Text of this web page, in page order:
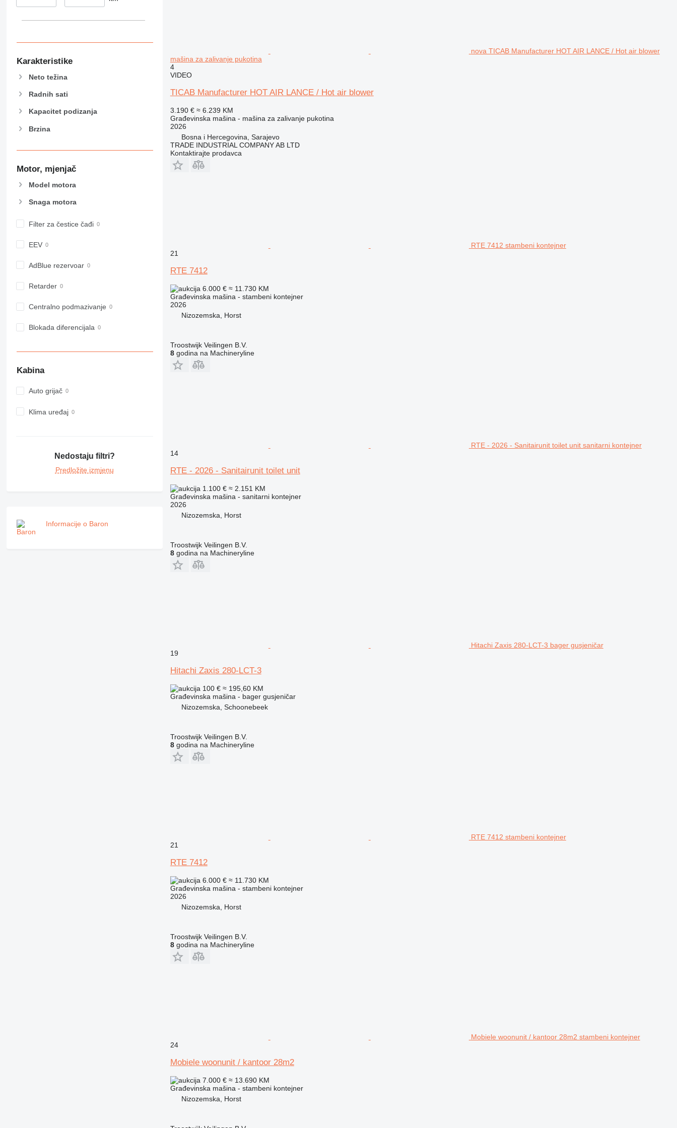
390
420
428
430
434
826
908
914
918
924
928
938
962
972
Karakteristike
Neto težina
Radnih sati
Kapacitet podizanja
Brzina
Motor, mjenjač
Model motora
Snaga motora
Filter za čestice čađi
EEV
AdBlue rezervoar
Retarder
Centralno podmazivanje
Blokada diferencijala
Kabina
Auto grijač
Klima uređaj
Nedostaju filtri?
Predložite izmjenu
Informacije o Baron
nova TICAB Manufacturer HOT AIR LANCE / Hot air blower
mašina za zalivanje pukotina
4
VIDEO
TICAB Manufacturer HOT AIR LANCE / Hot air blower
3.190 € ≈ 6.239 KM
Građevinska mašina - mašina za zalivanje pukotina
2026
Bosna i Hercegovina, Sarajevo
TRADE INDUSTRIAL COMPANY AB LTD
Kontaktirajte prodavca
RTE 7412 stambeni kontejner
21
RTE 7412
6.000 € ≈ 11.730 KM
Građevinska mašina - stambeni kontejner
2026
Nizozemska, Horst
Troostwijk Veilingen B.V.
8godina na Machineryline
RTE - 2026 - Sanitairunit toilet unit sanitarni kontejner
14
RTE - 2026 - Sanitairunit toilet unit
1.100 € ≈ 2.151 KM
Građevinska mašina - sanitarni kontejner
2026
Nizozemska, Horst
Troostwijk Veilingen B.V.
8godina na Machineryline
Hitachi Zaxis 280-LCT-3 bager gusjeničar
19
Hitachi Zaxis 280-LCT-3
100 € ≈ 195,60 KM
Građevinska mašina - bager gusjeničar
Nizozemska, Schoonebeek
Troostwijk Veilingen B.V.
8godina na Machineryline
RTE 7412 stambeni kontejner
21
RTE 7412
6.000 € ≈ 11.730 KM
Građevinska mašina - stambeni kontejner
2026
Nizozemska, Horst
Troostwijk Veilingen B.V.
8godina na Machineryline
Mobiele woonunit / kantoor 28m2 stambeni kontejner
24
Mobiele woonunit / kantoor 28m2
7.000 € ≈ 13.690 KM
Građevinska mašina - stambeni kontejner
Nizozemska, Horst